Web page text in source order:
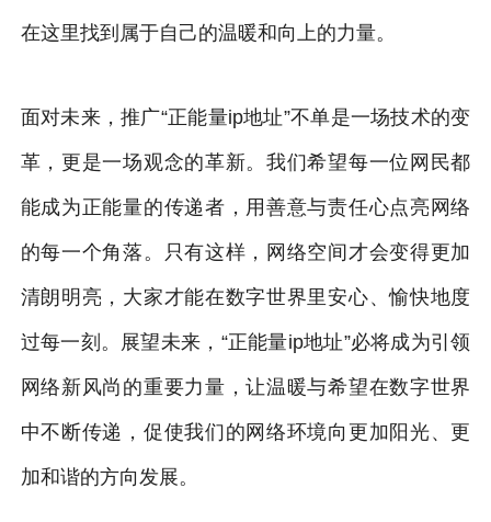
在这里找到属于自己的温暖和向上的力量。
面对未来，推广“正能量ip地址”不单是一场技术的变
革，更是一场观念的革新。我们希望每一位网民都
能成为正能量的传递者，用善意与责任心点亮网络
的每一个角落。只有这样，网络空间才会变得更加
清朗明亮，大家才能在数字世界里安心、愉快地度
过每一刻。展望未来，“正能量ip地址”必将成为引领
网络新风尚的重要力量，让温暖与希望在数字世界
中不断传递，促使我们的网络环境向更加阳光、更
加和谐的方向发展。